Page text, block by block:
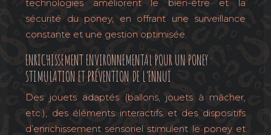
technologies améliorent le bien-être et la
sécurité du poney, en offrant une surveillance
constante et une gestion optimisée.
ENRICHISSEMENT ENVIRONNEMENTAL POUR UN PONEY :
STIMULATION ET PRÉVENTION DE L’ENNUI
Des jouets adaptés (ballons, jouets à mâcher,
etc.), des éléments interactifs et des dispositifs
d’enrichissement sensoriel stimulent le poney et